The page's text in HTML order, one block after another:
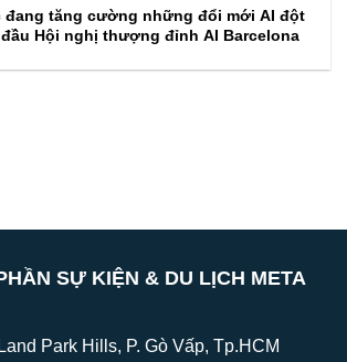
đang tăng cường những đổi mới AI đột
Hội nghị thượng đỉnh AI Barcelona
SỰ KIỆN & DU LỊCH META
Park Hills, P. Gò Vấp, Tp.HCM